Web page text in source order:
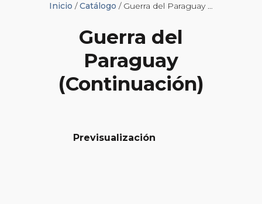
Inicio /Catálogo / Guerra del Paraguay (Continuación)
Guerra del
Paraguay
(Continuación)
Previsualización